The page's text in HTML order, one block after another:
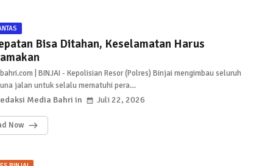
Bisa Ditahan, Keselamatan Harus
| BINJAI - Kepolisian Resor (Polres) Binjai mengimbau seluruh
jalan untuk selalu mematuhi pera…
Media Bahri Juli 22, 2026
Now